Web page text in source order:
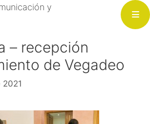
y
– recepción
de Vegadeo